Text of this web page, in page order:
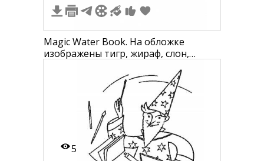
Magic Water Book. На обложке
изображены тигр, жираф, слон,
5